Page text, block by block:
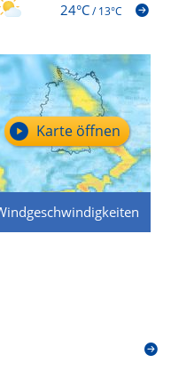
24°C/13°C
Karte öffnen